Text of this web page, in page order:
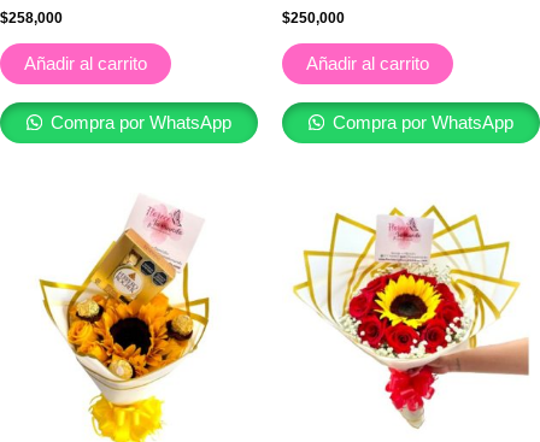
$258,000
Añadir al carrito
Compra por WhatsApp
$250,000
Añadir al carrito
Compra por WhatsApp